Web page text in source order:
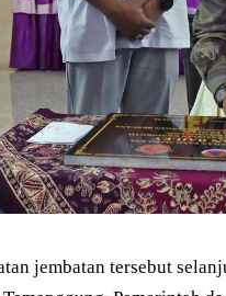
jembatan tersebut